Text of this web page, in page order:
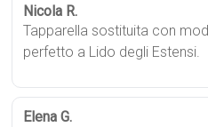
Nicola R.
Tapparella sostituita con
perfetto a Lido degli Estensi.
Elena G.